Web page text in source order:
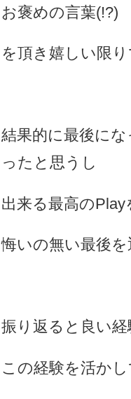
お褒めの言葉(!?)
を頂き嬉しい限
結果的に最後に
ったと思うし
出来る最高の
悔いの無い最後
振り返ると良い
この経験を活か